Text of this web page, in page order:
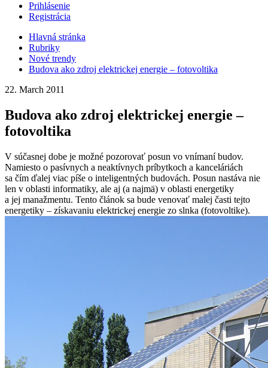
Prihlásenie
Registrácia
Hlavná stránka
Rubriky
Nové trendy
Budova ako zdroj elektrickej energie – fotovoltika
22. March 2011
Budova ako zdroj elektrickej energie –
fotovoltika
V súčasnej dobe je možné pozorovať posun vo vnímaní budov.
Namiesto o pasívnych a neaktívnych príbytkoch a kanceláriách
sa čím ďalej viac píše o inteligentných budovách. Posun nastáva nie
len v oblasti informatiky, ale aj (a najmä) v oblasti energetiky
a jej manažmentu. Tento článok sa bude venovať malej časti tejto
energetiky – získavaniu elektrickej energie zo slnka (fotovoltike).